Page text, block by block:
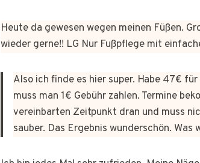
Heute da gewesen wegen meinen Füßen.
wieder gerne!! LG Nur Fußpflege mit
Also ich finde es hier super. Habe 47€
muss man 1€ Gebühr zahlen. Termine
vereinbarten Zeitpunkt dran und muss
sauber. Das Ergebnis wunderschön. Was